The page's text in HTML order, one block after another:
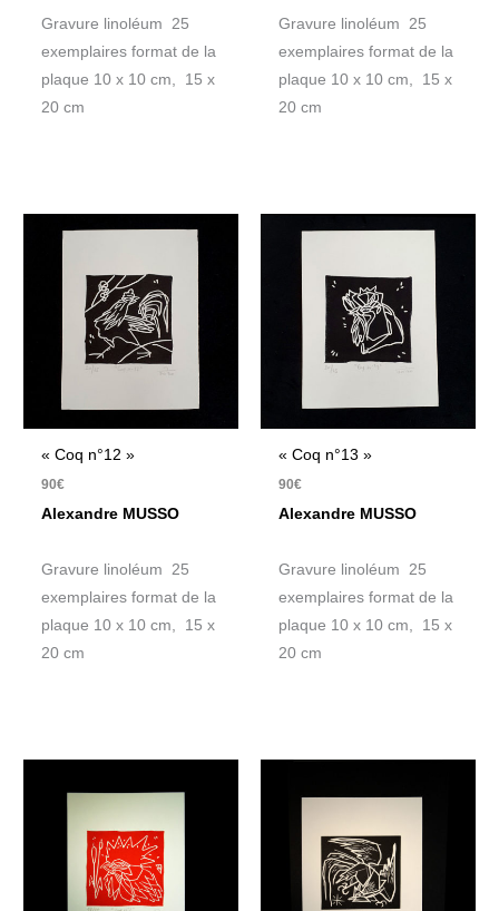
Gravure linoléum 25
exemplaires format de la
plaque 10 x 10 cm, 15 x
20 cm
Gravure linoléum 25
exemplaires format de la
plaque 10 x 10 cm, 15 x
20 cm
« Coq n°12 »
90€
Alexandre MUSSO
Gravure linoléum 25
exemplaires format de la
plaque 10 x 10 cm, 15 x
20 cm
« Coq n°13 »
90€
Alexandre MUSSO
Gravure linoléum 25
exemplaires format de la
plaque 10 x 10 cm, 15 x
20 cm